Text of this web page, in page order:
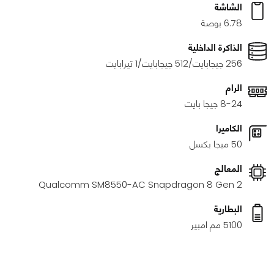
الشاشة
6.78 بوصة
الذاكرة الداخلية
256 جيجابايت/512 جيجابايت/1 تيرابايت
الرام
8-24 جيجا بايت
الكاميرا
50 ميجا بكسل
المعالج
Qualcomm SM8550-AC Snapdragon 8 Gen 2
البطارية
5100 مم امبير